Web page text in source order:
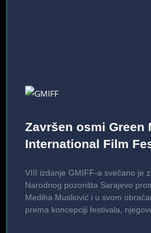
Završen osmi Green
International Film
VIII izdanje GMIFF-a svečano je
Narodnog pozorišta Sarajevo
Mediha Musliović i u svom
prema koncepciji festivala,